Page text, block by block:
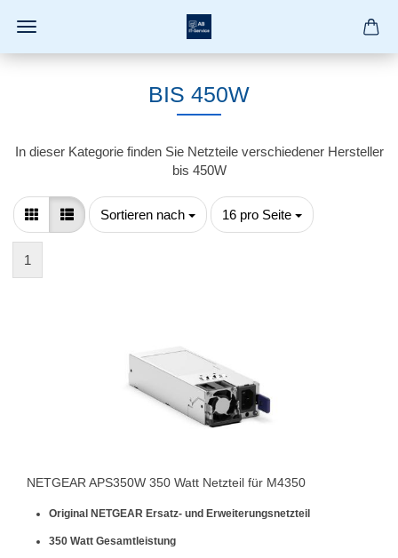
BIS 450W
In dieser Kategorie finden Sie Netzteile verschiedener Hersteller
bis 450W
Sortieren nach
Sortieren nach 16 pro Seite
pro Seite
1
NETGEAR APS350W 350 Watt Netzteil für M4350
Original NETGEAR Ersatz- und Erweiterungsnetzteil
350 Watt Gesamtleistung